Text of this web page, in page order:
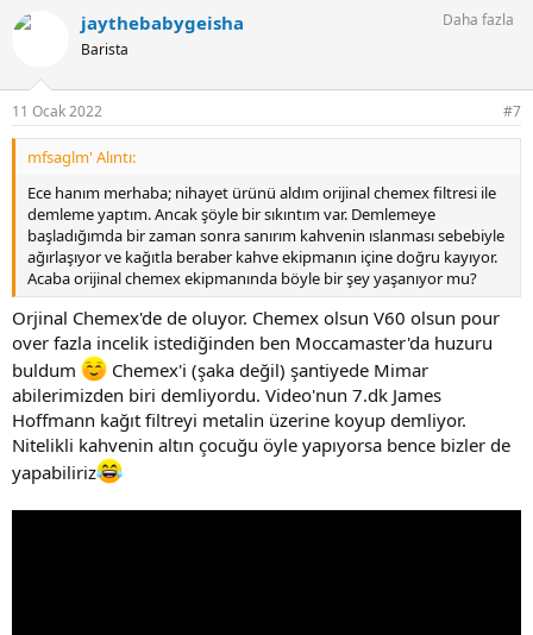
k
jaythebabygeisha
Barista
Daha fazla
11 Ocak 2022 #7
mfsaglm' Alıntı:
Ece hanım merhaba; nihayet ürünü aldım orijinal chemex filtresi ile
demleme yaptım. Ancak şöyle bir sıkıntım var. Demlemeye
başladığımda bir zaman sonra sanırım kahvenin ıslanması sebebiyle
ağırlaşıyor ve kağıtla beraber kahve ekipmanın içine doğru kayıyor.
Acaba orijinal chemex ekipmanında böyle bir şey yaşanıyor mu?
Orjinal Chemex'de de oluyor. Chemex olsun V60 olsun pour
over fazla incelik istediğinden ben Moccamaster'da huzuru
buldum
Chemex'i (şaka değil) şantiyede Mimar
abilerimizden biri demliyordu. Video'nun 7.dk James
Hoffmann kağıt filtreyi metalin üzerine koyup demliyor.
Nitelikli kahvenin altın çocuğu öyle yapıyorsa bence bizler de
yapabiliriz